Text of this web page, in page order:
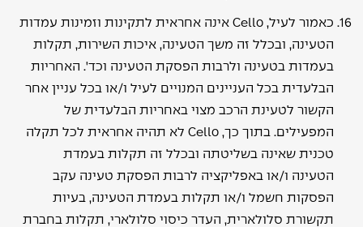
כאמור לעיל, Cello אינה אחראית לתקינות וזמינות עמדות
הטעינה, ובכלל זה משך הטעינה, איכות השירות, תקלות
בעמדות בטעינה ולרבות הפסקת הטעינה וכד'. האחריות
הבלעדית בכל העניינים המנויים לעיל ו/או בכל עניין אחר
הקשור לטעינת הרכב מצוי באחריות הבלעדית של
המפעילים. בתוך כך, Cello לא תהיה אחראית לכל תקלה
טכנית שאינה בשליטתה ובכלל זה תקלות בעמדת
הטעינה ו/או באפליקציה לרבות הפסקת טעינה עקב
הפסקות חשמל ו/או תקלות בעמדת הטעינה, בעיות
תקשורת סלולארית, העדר כיסוי סלולארי, תקלות בחברת